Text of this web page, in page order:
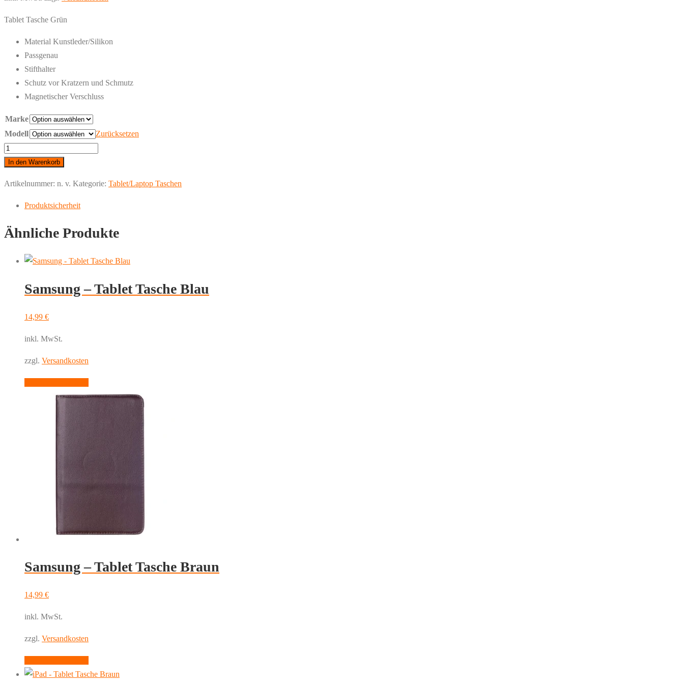
Tablet Tasche Grün
Material Kunstleder/Silikon
Passgenau
Stifthalter
Schutz vor Kratzern und Schmutz
Magnetischer Verschluss
Marke
Modell
Zurücksetzen
iPad
Tasche
In den Warenkorb
Artikelnummer: n. v. Kategorie: Tablet/Laptop Taschen
Produktsicherheit
Ähnliche Produkte
Samsung – Tablet Tasche Blau
14,99 €
inkl. MwSt.
zzgl. Versandkosten
Produkt
weist
Varianten
auf.
Die
Optionen
können
Produktseite
werden
Samsung – Tablet Tasche Braun
14,99 €
inkl. MwSt.
zzgl. Versandkosten
Produkt